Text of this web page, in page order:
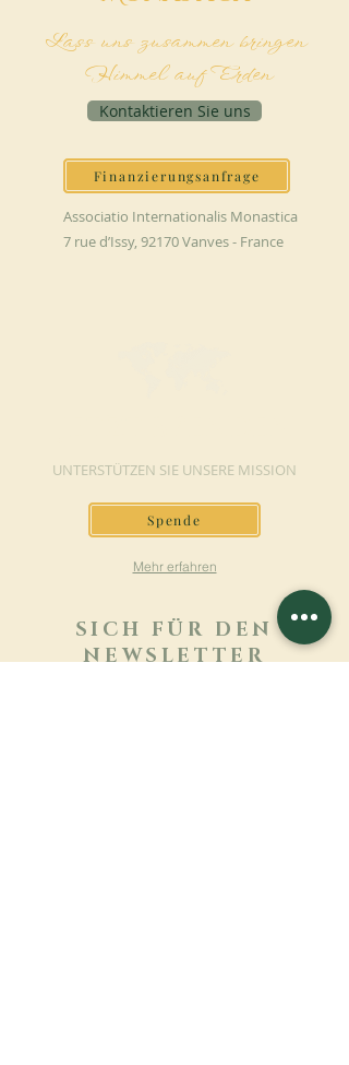
Lass uns zusammen bringen
Himmel auf Erden
Kontaktieren Sie uns
Finanzierungsanfrage
Associatio Internationalis Monastica
7 rue d’Issy, 92170 Vanves - France
UNTERSTÜTZEN SIE UNSERE MISSION
Spende
Mehr erfahren
SICH FÜR DEN
NEWSLETTER